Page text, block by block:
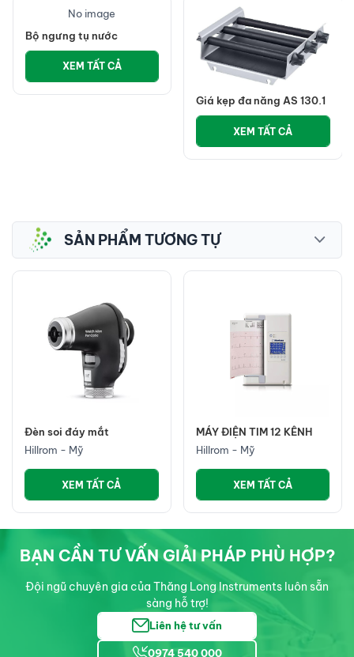
No image
Bộ ngưng tụ nước
XEM TẤT CẢ
Giá kẹp đa năng AS 130.1
XEM TẤT CẢ
SẢN PHẨM TƯƠNG TỰ
Đèn soi đáy mắt
Hillrom - Mỹ
XEM TẤT CẢ
MÁY ĐIỆN TIM 12 KÊNH
Hillrom - Mỹ
XEM TẤT CẢ
BẠN CẦN TƯ VẤN GIẢI PHÁP PHÙ HỢP?
Đội ngũ chuyên gia của Thăng Long Instruments luôn sẵn
sàng hỗ trợ!
Liên hệ tư vấn
0974 540 000